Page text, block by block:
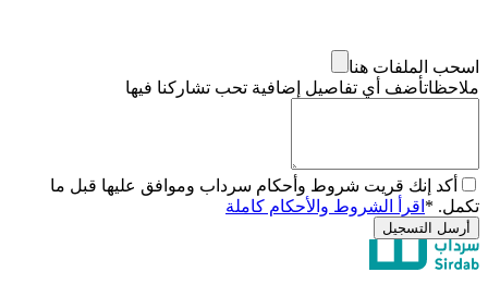
اسحب الملفات هنا
ملاحظاتأضف أي تفاصيل إضافية تحب تشاركنا فيها
أكد إنك قريت شروط وأحكام سرداب وموافق عليها قبل ما
تكمل. * اقرأ الشروط والأحكام كاملة
أرسل التسجيل